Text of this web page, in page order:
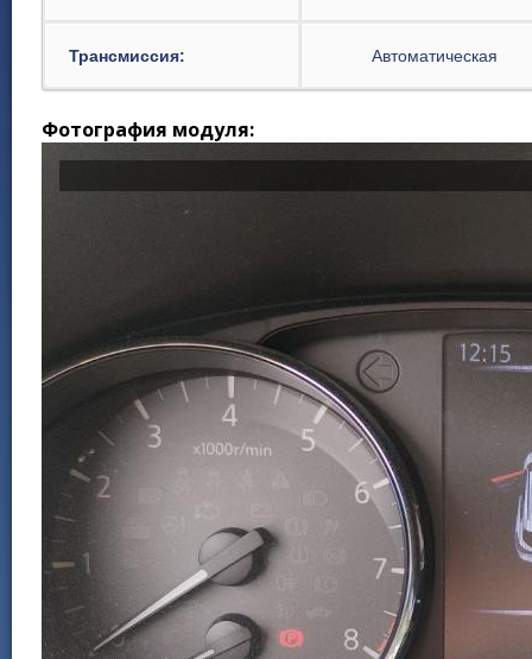
Трансмиссия: Автоматическая
Фотография модуля: